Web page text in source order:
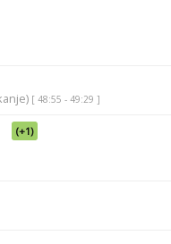
[ 48:55 - 49:29 ]
(+1)